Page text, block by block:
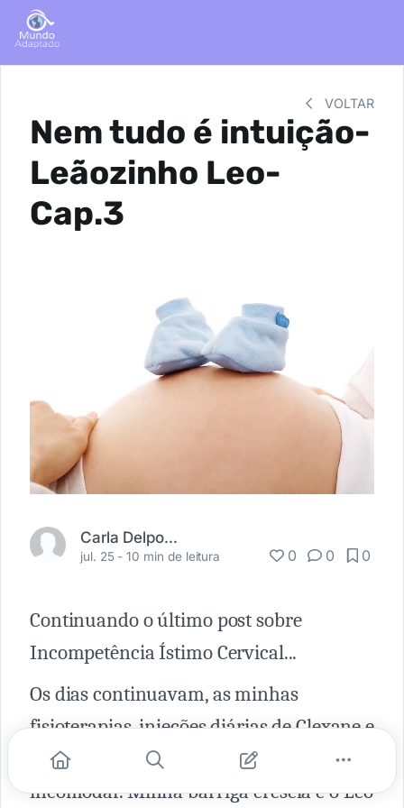
VOLTAR
Nem tudo é intuição-
Leãozinho Leo-
Cap.3
Carla Delponte
jul. 25 -10 min de leitura 0 0 0
Continuando o último post sobre
Incompetência Ístimo Cervical...
Os dias continuavam, as minhas
fisioterapias, injeções diárias de Clexane e
a posição de morcego começavam a
incomodar. Minha barriga crescia e o Leo